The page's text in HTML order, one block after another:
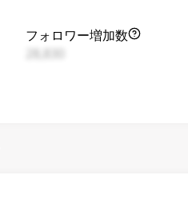
フォロワー増加数